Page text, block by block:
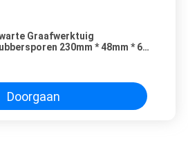
Graafwerktuig
230mm * 48mm * 68
Doorgaan